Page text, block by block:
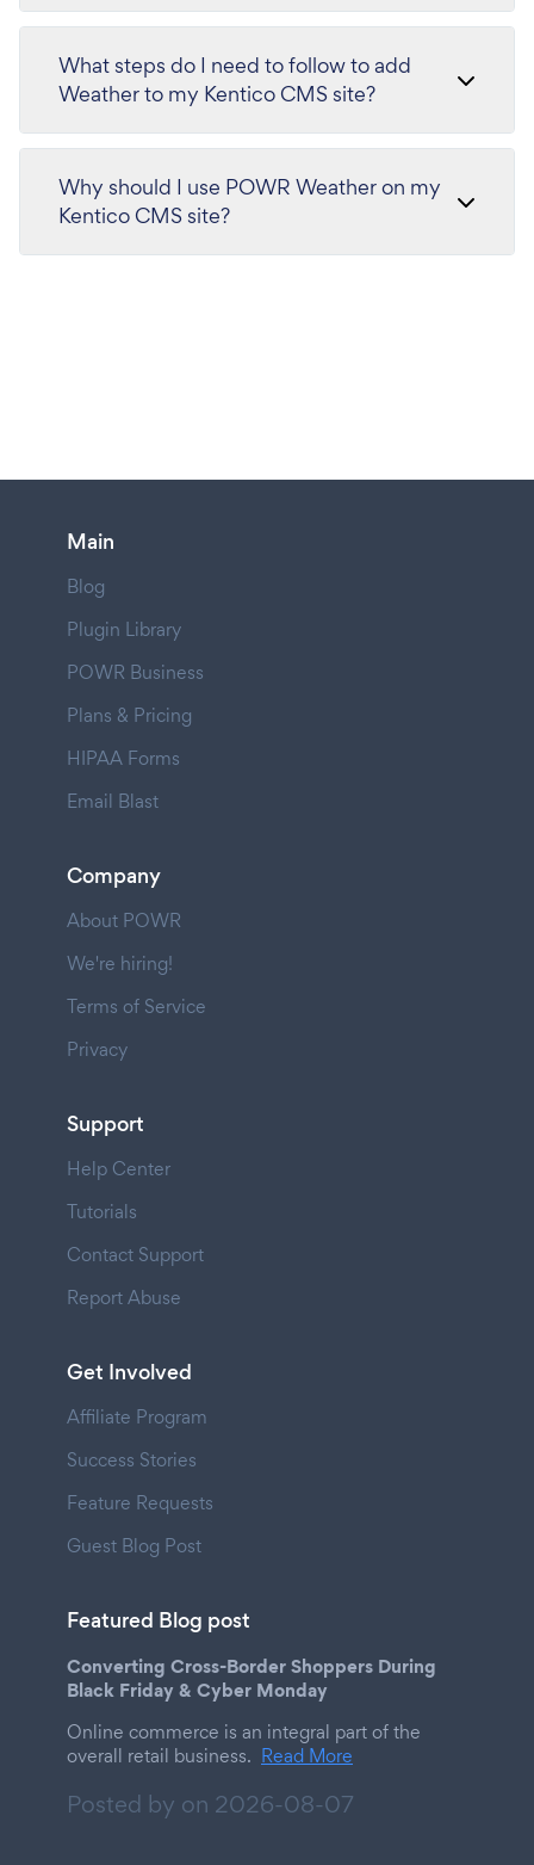
What steps do I need to follow to add
Weather to my Kentico CMS site?
Why should I use POWR Weather on my
Kentico CMS site?
Main
Blog
Plugin Library
POWR Business
Plans & Pricing
HIPAA Forms
Email Blast
Company
About POWR
We're hiring!
Terms of Service
Privacy
Support
Help Center
Tutorials
Contact Support
Report Abuse
Get Involved
Affiliate Program
Success Stories
Feature Requests
Guest Blog Post
Featured Blog post
Converting Cross-Border Shoppers During
Black Friday & Cyber Monday
Online commerce is an integral part of the
overall retail business. Read More
Posted by on 2026-08-07